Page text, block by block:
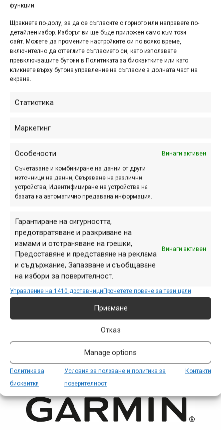
функции.
Щракнете по-долу, за да се съгласите с горното или направете по-
детайлен избор. Изборът ви ще бъде приложен само към този
сайт. Можете да промените настройките си по всяко време,
включително да оттеглите съгласието си, като използвате
превключващите бутони в Политиката за бисквитките или като
кликнете върху бутона управление на съгласие в долната част на
екрана.
Статистика
Маркетинг
Особености Винаги активен
Съчетаване и комбиниране на данни от други
източници на данни, Свързване на различни
устройства, Идентифициране на устройства на
базата на автоматично предавана информация.
Гарантиране на сигурността,
предотвратяване и разкриване на
измами и отстраняване на грешки,
Предоставяне и представяне на реклама
и съдържание, Запазване и съобщаване
на избори за поверителност.
Винаги активен
Управление на 1410 доставчициПрочетете повече за тези цели
Приемане
Отказ
Manage options
Политика за
бисквитки
Условия за ползване и политика за
поверителност
Контакти
Реклама
Етикети:алек бонев ,велорали Средна гора
илчев,делян георгиев,зарата,илия вълканов
красимира точкова,мирослав минчев Средна гора,
старозагорски минерални бани
събития
александров
Навигация
Предишна Следваща
ПАРТНЬОРИ